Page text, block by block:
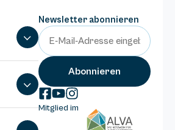
Newsletter abonnieren
Mitglied im